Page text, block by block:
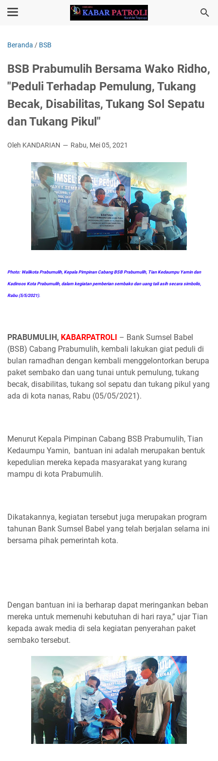
Beranda / BSB
BSB Prabumulih Bersama Wako Ridho,
"Peduli Terhadap Pemulung, Tukang
Becak, Disabilitas, Tukang Sol Sepatu
dan Tukang Pikul"
Oleh KANDARIAN Rabu, Mei 05, 2021
Photo: Walikota Prabumulih, Kepala Pimpinan Cabang BSB Prabumulih, Tian Kedaumpu Yamin dan
Kadinsos Kota Prabumulih, dalam kegiatan pemberian sembako dan uang tali asih secara simbolis,
Rabu (5/5/2021).
PRABUMULIH, KABARPATROLI – Bank Sumsel Babel
(BSB) Cabang Prabumulih, kembali lakukan giat peduli di
bulan ramadhan dengan kembali menggelontorkan berupa
paket sembako dan uang tunai untuk pemulung, tukang
becak, disabilitas, tukang sol sepatu dan tukang pikul yang
ada di kota nanas, Rabu (05/05/2021).
Menurut Kepala Pimpinan Cabang BSB Prabumulih, Tian
Kedaumpu Yamin, bantuan ini adalah merupakan bentuk
kepedulian mereka kepada masyarakat yang kurang
mampu di kota Prabumulih.
Dikatakannya, kegiatan tersebut juga merupakan program
tahunan Bank Sumsel Babel yang telah berjalan selama ini
bersama pihak pemerintah kota.
Dengan bantuan ini ia berharap dapat meringankan beban
mereka untuk memenuhi kebutuhan di hari raya,” ujar Tian
kepada awak media di sela kegiatan penyerahan paket
sembako tersebut.